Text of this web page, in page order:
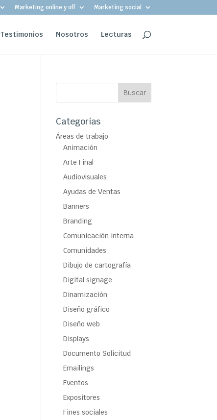
Marketing online y off Marketing social
Testimonios Nosotros Lecturas
Categorías
Áreas de trabajo
Animación
Arte Final
Audiovisuales
Ayudas de Ventas
Banners
Branding
Comunicación interna
Comunidades
Dibujo de cartografía
Digital signage
Dinamización
Diseño gráfico
Diseño web
Displays
Documento Solicitud
Emailings
Eventos
Expositores
Fines sociales